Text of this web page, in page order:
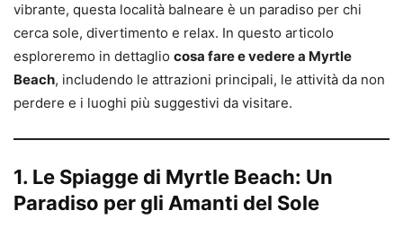
vibrante, questa località balneare è un paradiso per chi
cerca sole, divertimento e relax. In questo articolo
esploreremo in dettaglio cosa fare e vedere a Myrtle
Beach, includendo le attrazioni principali, le attività da non
perdere e i luoghi più suggestivi da visitare.
1. Le Spiagge di Myrtle Beach: Un
Paradiso per gli Amanti del Sole